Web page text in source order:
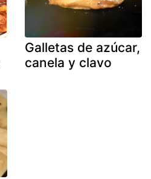
Galletas de azúcar,
canela y clavo